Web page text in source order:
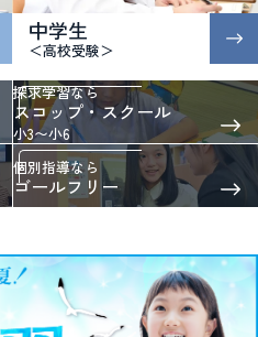
中学生
＜高校受験＞
探求学習なら
スコップ・スクール
小3〜小6
個別指導なら
ゴールフリー